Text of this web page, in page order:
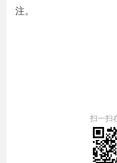
注。
扫一扫